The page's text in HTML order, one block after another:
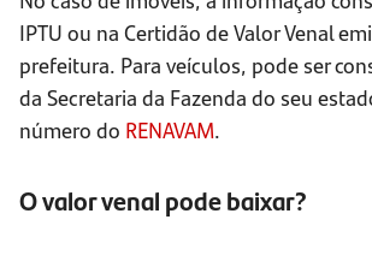
IPTU ou na Certidão de Valor Venal
prefeitura. Para veículos, pode ser
da Secretaria da Fazenda do seu
número do RENAVAM.
O valor venal pode baixar?